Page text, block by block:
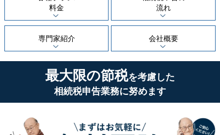
料金
流れ
専門家紹介 会社概要
最大限の節税を考慮した
相続税申告業務に努めます